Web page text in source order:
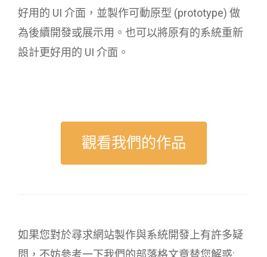
好用的 UI 介面，並製作可動原型 (prototype) 做
為後續開發或展示用。也可以將原有的系統重新
設計更好用的 UI 介面。
觀看我們的作品
如果您對於尋求網站製作與系統開發上有許多疑
問，不妨參考一下我們的部落格文章替您解惑: